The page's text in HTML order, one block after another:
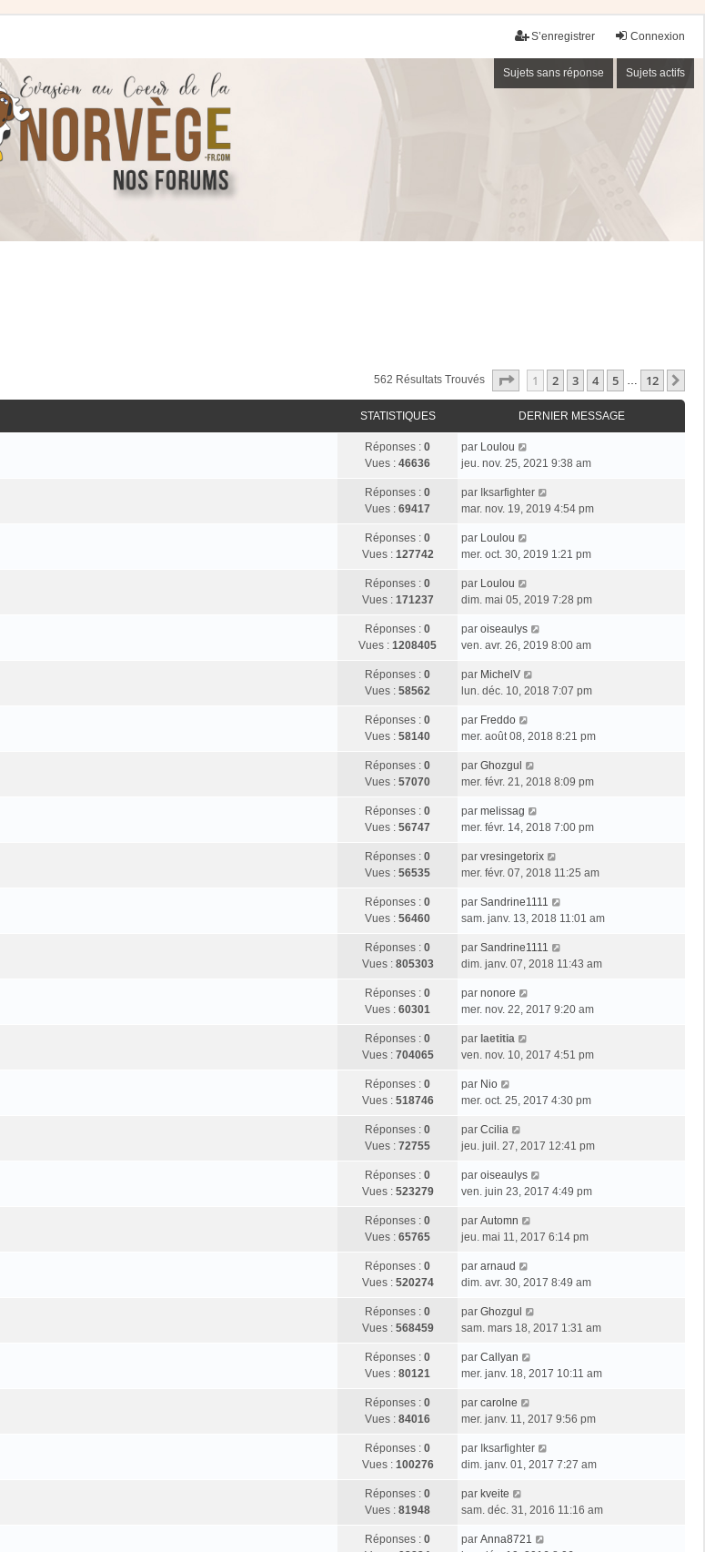
Connexion
S’enregistrer
Sujets sans réponse Sujets actifs
562 Résultats Trouvés Page Sur12
1 2 3 4 5 … 12
STATISTIQUES DERNIER MESSAGE
Réponses : 0
Vues : 46636
par Loulou
jeu. nov. 25, 2021 9:38 am
Réponses : 0
Vues : 69417
par Iksarfighter
mar. nov. 19, 2019 4:54 pm
Réponses : 0
Vues : 127742
par Loulou
mer. oct. 30, 2019 1:21 pm
Réponses : 0
Vues : 171237
par Loulou
dim. mai 05, 2019 7:28 pm
Réponses : 0
Vues : 1208405
par oiseaulys
ven. avr. 26, 2019 8:00 am
Réponses : 0
Vues : 58562
par MichelV
lun. déc. 10, 2018 7:07 pm
Réponses : 0
Vues : 58140
par Freddo
mer. août 08, 2018 8:21 pm
Réponses : 0
Vues : 57070
par Ghozgul
mer. févr. 21, 2018 8:09 pm
Réponses : 0
Vues : 56747
par melissag
mer. févr. 14, 2018 7:00 pm
Réponses : 0
Vues : 56535
par vresingetorix
mer. févr. 07, 2018 11:25 am
Réponses : 0
Vues : 56460
par Sandrine1111
sam. janv. 13, 2018 11:01 am
Réponses : 0
Vues : 805303
par Sandrine1111
dim. janv. 07, 2018 11:43 am
Réponses : 0
Vues : 60301
par nonore
mer. nov. 22, 2017 9:20 am
Réponses : 0
Vues : 704065
par laetitia
ven. nov. 10, 2017 4:51 pm
Réponses : 0
Vues : 518746
par Nio
mer. oct. 25, 2017 4:30 pm
Réponses : 0
Vues : 72755
par Ccilia
jeu. juil. 27, 2017 12:41 pm
Réponses : 0
Vues : 523279
par oiseaulys
ven. juin 23, 2017 4:49 pm
Réponses : 0
Vues : 65765
par Automn
jeu. mai 11, 2017 6:14 pm
Réponses : 0
Vues : 520274
par arnaud
dim. avr. 30, 2017 8:49 am
Réponses : 0
Vues : 568459
par Ghozgul
sam. mars 18, 2017 1:31 am
Réponses : 0
Vues : 80121
par Callyan
mer. janv. 18, 2017 10:11 am
Réponses : 0
Vues : 84016
par carolne
mer. janv. 11, 2017 9:56 pm
Réponses : 0
Vues : 100276
par Iksarfighter
dim. janv. 01, 2017 7:27 am
Réponses : 0
Vues : 81948
par kveite
sam. déc. 31, 2016 11:16 am
Réponses : 0
par Anna8721